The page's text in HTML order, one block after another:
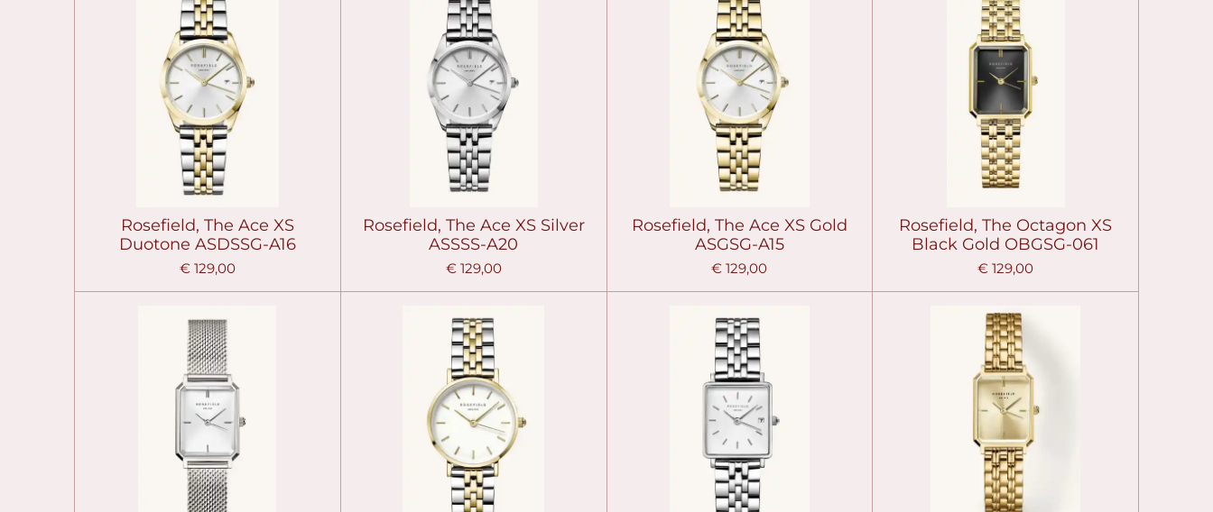
Rosefield, The Ace XS
Duotone ASDSSG-A16
€ 129,00
Rosefield, The Ace XS Silver
ASSSS-A20
€ 129,00
Rosefield, The Ace XS Gold
ASGSG-A15
€ 129,00
Rosefield, The Octagon XS
Black Gold OBGSG-061
€ 129,00